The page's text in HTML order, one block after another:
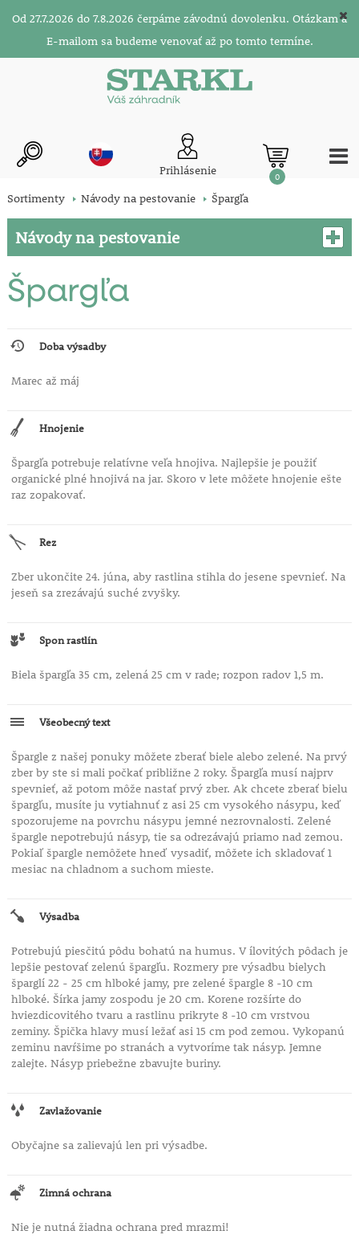
Od 27.7.2026 do 7.8.2026 čerpáme závodnú dovolenku. Otázkam a
E-mailom sa budeme venovať až po tomto termíne.
Prihlásenie 0
Sortimenty Návody na pestovanie Špargľa
Návody na pestovanie
Špargľa
Doba výsadby
Marec až máj
Hnojenie
Špargľa potrebuje relatívne veľa hnojiva. Najlepšie je použiť
organické plné hnojivá na jar. Skoro v lete môžete hnojenie ešte
raz zopakovať.
Rez
Zber ukončite 24. júna, aby rastlina stihla do jesene spevnieť. Na
jeseň sa zrezávajú suché zvyšky.
Spon rastlín
Biela špargľa 35 cm, zelená 25 cm v rade; rozpon radov 1,5 m.
Všeobecný text
Špargle z našej ponuky môžete zberať biele alebo zelené. Na prvý
zber by ste si mali počkať približne 2 roky. Špargľa musí najprv
spevnieť, až potom môže nastať prvý zber. Ak chcete zberať bielu
špargľu, musíte ju vytiahnuť z asi 25 cm vysokého násypu, keď
spozorujeme na povrchu násypu jemné nezrovnalosti. Zelené
špargle nepotrebujú násyp, tie sa odrezávajú priamo nad zemou.
Pokiaľ špargle nemôžete hneď vysadiť, môžete ich skladovať 1
mesiac na chladnom a suchom mieste.
Výsadba
Potrebujú piesčitú pôdu bohatú na humus. V ílovitých pôdach je
lepšie pestovať zelenú špargľu. Rozmery pre výsadbu bielych
šparglí 22 - 25 cm hlboké jamy, pre zelené špargle 8 -10 cm
hlboké. Šírka jamy zospodu je 20 cm. Korene rozšírte do
hviezdicovitého tvaru a rastlinu prikryte 8 -10 cm vrstvou
zeminy. Špička hlavy musí ležať asi 15 cm pod zemou. Vykopanú
zeminu navŕšime po stranách a vytvoríme tak násyp. Jemne
zalejte. Násyp priebežne zbavujte buriny.
Zavlažovanie
Obyčajne sa zalievajú len pri výsadbe.
Zimná ochrana
Nie je nutná žiadna ochrana pred mrazmi!